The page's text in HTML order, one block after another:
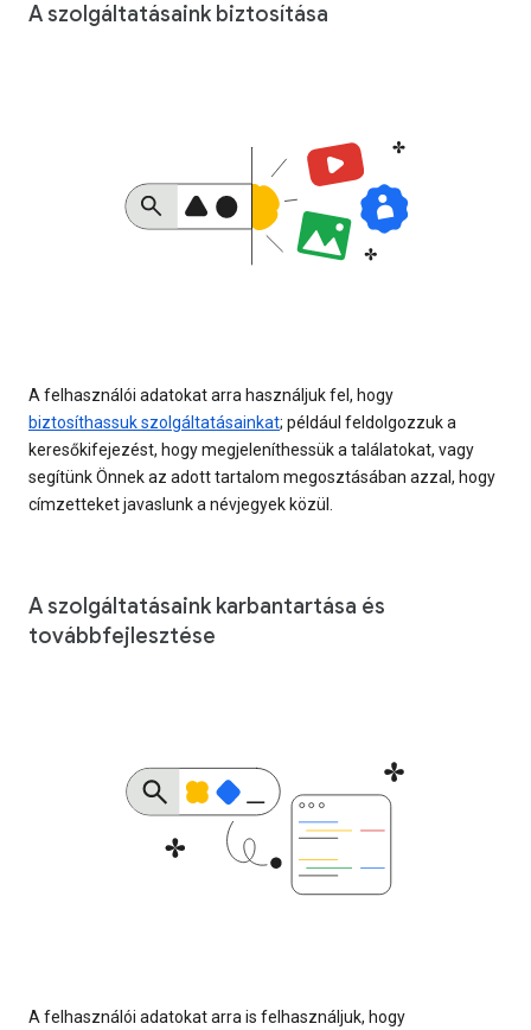
A szolgáltatásaink biztosítása
A felhasználói adatokat arra használjuk fel, hogy
biztosíthassuk szolgáltatásainkat; például feldolgozzuk a
keresőkifejezést, hogy megjeleníthessük a találatokat, vagy
segítünk Önnek az adott tartalom megosztásában azzal, hogy
címzetteket javaslunk a névjegyek közül.
A szolgáltatásaink karbantartása és
továbbfejlesztése
A felhasználói adatokat arra is felhasználjuk, hogy